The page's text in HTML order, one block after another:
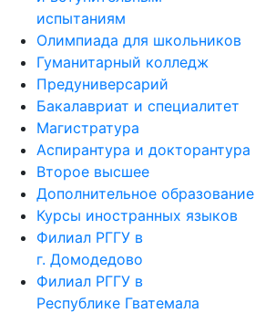
испытаниям
Олимпиада для школьников
Гуманитарный колледж
Предуниверсарий
Бакалавриат и специалитет
Магистратура
Аспирантура и докторантура
Второе высшее
Дополнительное образование
Курсы иностранных языков
Филиал РГГУ в
г. Домодедово
Филиал РГГУ в
Республике Гватемала